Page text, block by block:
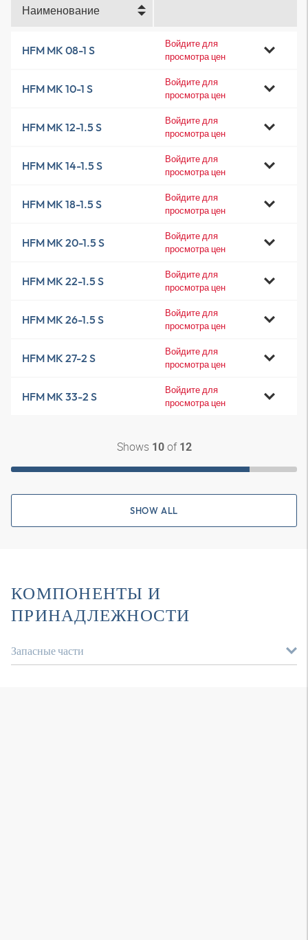
Наименование
HFM MK 08-1 S
Войдите для
просмотра цен
HFM MK 10-1 S
Войдите для
просмотра цен
HFM MK 12-1.5 S
Войдите для
просмотра цен
HFM MK 14-1.5 S
Войдите для
просмотра цен
HFM MK 18-1.5 S
Войдите для
просмотра цен
HFM MK 20-1.5 S
Войдите для
просмотра цен
HFM MK 22-1.5 S
Войдите для
просмотра цен
HFM MK 26-1.5 S
Войдите для
просмотра цен
HFM MK 27-2 S
Войдите для
просмотра цен
HFM MK 33-2 S
Войдите для
просмотра цен
Shows 10of 12
SHOW ALL
КОМПОНЕНТЫ И
ПРИНАДЛЕЖНОСТИ
Запасные части